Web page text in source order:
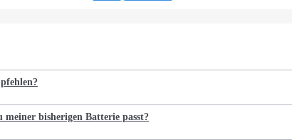
bisherigen Batterie passt?